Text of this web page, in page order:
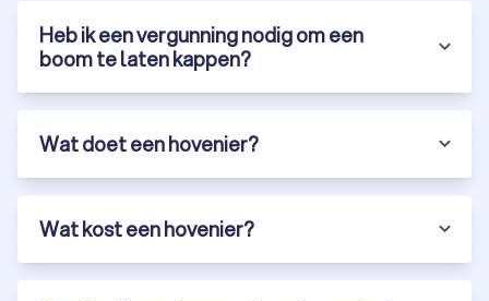
Heb ik een vergunning nodig om een
boom te laten kappen?
Wat doet een hovenier?
Wat kost een hovenier?